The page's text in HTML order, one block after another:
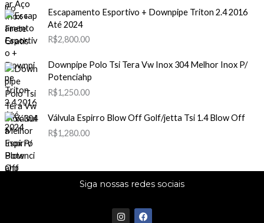
Escapamento Esportivo + Downpipe Triton 2.4 2016
Até 2024
R$2,800.00
Downpipe Polo Tsi Tera Vw Inox 304 Melhor Inox P/
Potenciahp
R$1,250.00
Válvula Espirro Blow Off Golf/jetta Tsi 1.4 Blow Off
R$1,280.00
Siga nossas redes sociais
I
n
F
a